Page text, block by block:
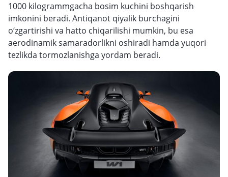
1000 kilogrammgacha bosim kuchini boshqarish
imkonini beradi. Antiqanot qiyalik burchagini
o‘zgartirishi va hatto chiqarilishi mumkin, bu esa
aerodinamik samaradorlikni oshiradi hamda yuqori
tezlikda tormozlanishga yordam beradi.